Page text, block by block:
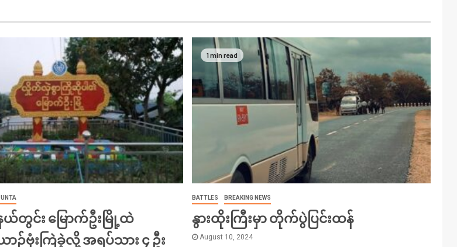
ယ်တွင်း မြောက်ဦးမြို့ထဲ
ဗုံးကြဲခဲ့လို့ အရပ်သား ၄ ဦး
1 min read
BATTLES BREAKING NEWS
နွားထိုးကြီးမှာ တိုက်ပွဲပြင်းထန်
August 10, 2024